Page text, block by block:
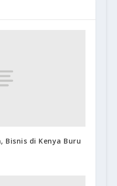
Bisnis di Kenya Buru